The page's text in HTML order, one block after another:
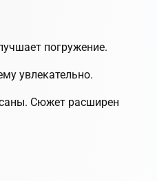
погружение.
увлекательно.
Сюжет расширен